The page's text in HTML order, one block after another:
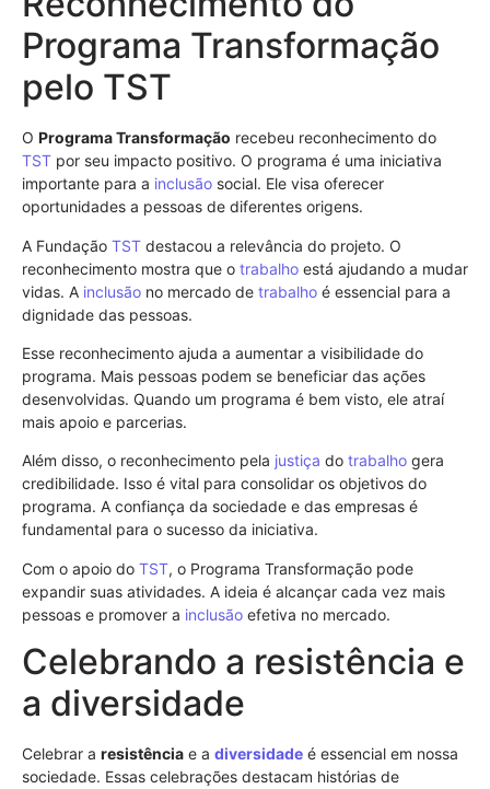
Programa Transformação
pelo TST
O Programa Transformação recebeu reconhecimento do
TST por seu impacto positivo. O programa é uma iniciativa
importante para a inclusão social. Ele visa oferecer
oportunidades a pessoas de diferentes origens.
A Fundação TST destacou a relevância do projeto. O
reconhecimento mostra que o trabalho está ajudando a mudar
vidas. A inclusão no mercado de trabalho é essencial para a
dignidade das pessoas.
Esse reconhecimento ajuda a aumentar a visibilidade do
programa. Mais pessoas podem se beneficiar das ações
desenvolvidas. Quando um programa é bem visto, ele atraí
mais apoio e parcerias.
Além disso, o reconhecimento pela justiça do trabalho gera
credibilidade. Isso é vital para consolidar os objetivos do
programa. A confiança da sociedade e das empresas é
fundamental para o sucesso da iniciativa.
Com o apoio do TST, o Programa Transformação pode
expandir suas atividades. A ideia é alcançar cada vez mais
pessoas e promover a inclusão efetiva no mercado.
Celebrando a resistência e
a diversidade
Celebrar a resistência e a diversidade é essencial em nossa
sociedade. Essas celebrações destacam histórias de